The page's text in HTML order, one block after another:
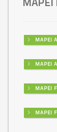
MAPEI
MAPEI
MAPEI
MAPEI